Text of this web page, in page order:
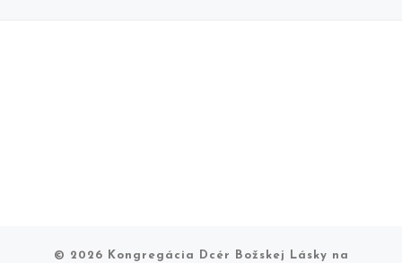
© 2026
Kongregácia Dcér Božskej Lásky na